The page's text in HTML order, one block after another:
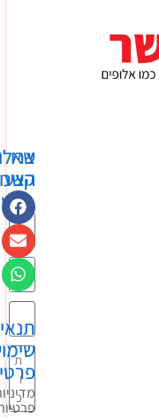
שאלות?
הצעות?
בקשות?
קשר
תנאי
שימוש
פרטיות
מדיניות
פרטיות